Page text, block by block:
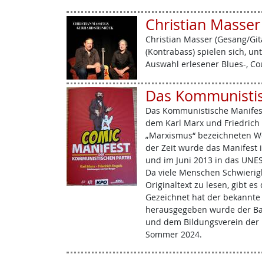
Christian
Christian Masser (Gesang/
(Kontrabass) spielen sich,
Auswahl erlesener Blues-,
Das
Das Kommunistische
dem Karl Marx und Friedrich
„Marxismus“ bezeichneten
der Zeit wurde das Manifest
und im Juni 2013 in das
Da viele Menschen
Originaltext zu lesen, gibt es
Gezeichnet hat der
herausgegeben wurde der
und dem Bildungsverein der
Sommer 2024.